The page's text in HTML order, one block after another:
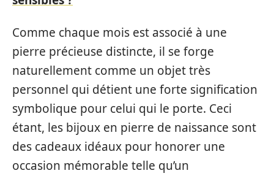
Comme chaque mois est associé à une
pierre précieuse distincte, il se forge
naturellement comme un objet très
personnel qui détient une forte signification
symbolique pour celui qui le porte. Ceci
étant, les bijoux en pierre de naissance sont
des cadeaux idéaux pour honorer une
occasion mémorable telle qu’un